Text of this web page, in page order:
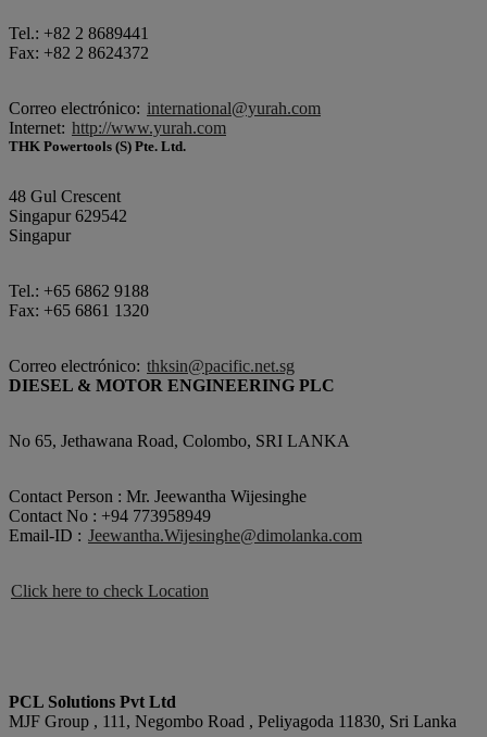
Tel.: +82 2 8689441
Fax: +82 2 8624372
Correo electrónico: international@yurah.com
Internet: http://www.yurah.com
THK Powertools (S) Pte. Ltd.
48 Gul Crescent
Singapur 629542
Singapur
Tel.: +65 6862 9188
Fax: +65 6861 1320
Correo electrónico: thksin@pacific.net.sg
DIESEL & MOTOR ENGINEERING PLC
No 65, Jethawana Road, Colombo, SRI LANKA
Contact Person : Mr. Jeewantha Wijesinghe
Contact No : +94 773958949
Email-ID : Jeewantha.Wijesinghe@dimolanka.com
Click here to check Location
PCL Solutions Pvt Ltd
MJF Group , 111, Negombo Road , Peliyagoda 11830, Sri Lanka